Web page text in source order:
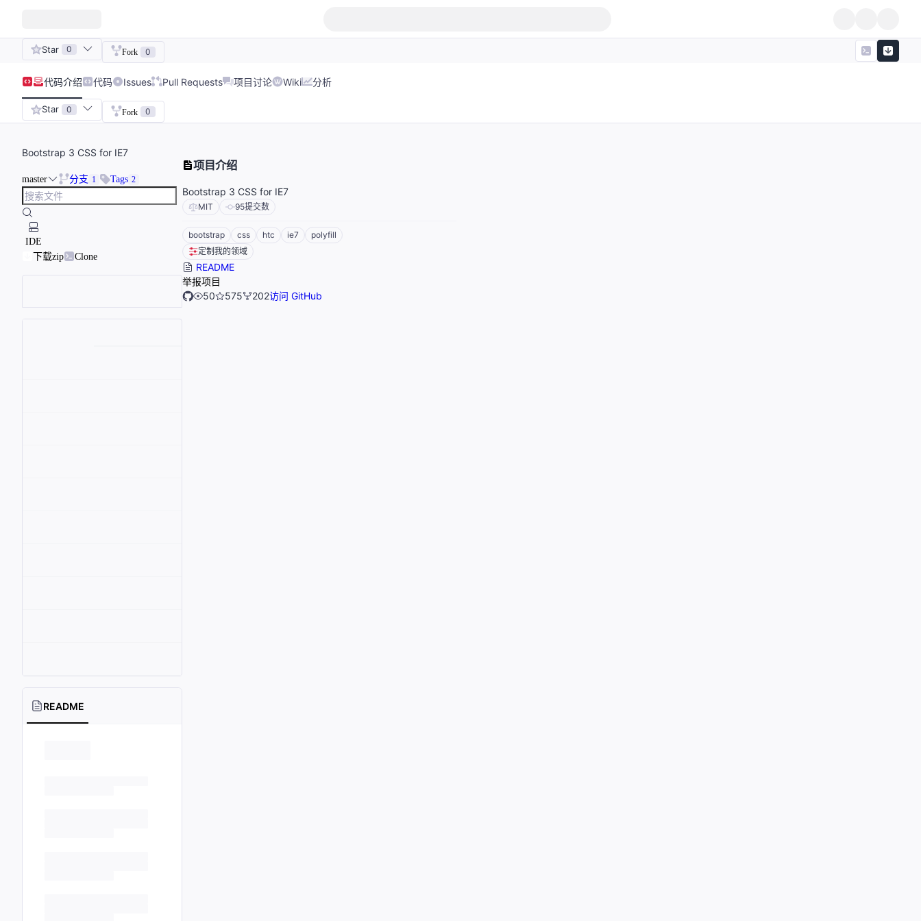
Star 0 Fork 0
代码介绍 代码 Issues Pull Requests 项目讨论 Wiki 分析
Star 0 Fork 0
Bootstrap 3 CSS for IE7
master 分支 1 Tags 2
IDE
下载zip
Clone
README
项目介绍
Bootstrap 3 CSS for IE7
MIT 95提交数
bootstrap css htc ie7
polyfill
定制我的领域
README
举报项目
50
575 202访问 GitHub